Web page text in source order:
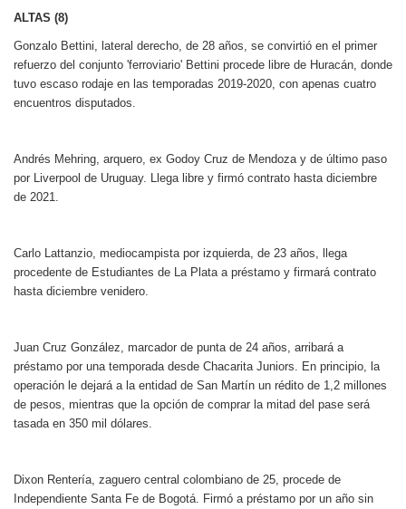
ALTAS (8)
Gonzalo Bettini, lateral derecho, de 28 años, se convirtió en el primer
refuerzo del conjunto 'ferroviario' Bettini procede libre de Huracán, donde
tuvo escaso rodaje en las temporadas 2019-2020, con apenas cuatro
encuentros disputados.
Andrés Mehring, arquero, ex Godoy Cruz de Mendoza y de último paso
por Liverpool de Uruguay. Llega libre y firmó contrato hasta diciembre
de 2021.
Carlo Lattanzio, mediocampista por izquierda, de 23 años, llega
procedente de Estudiantes de La Plata a préstamo y firmará contrato
hasta diciembre venidero.
Juan Cruz González, marcador de punta de 24 años, arribará a
préstamo por una temporada desde Chacarita Juniors. En principio, la
operación le dejará a la entidad de San Martín un rédito de 1,2 millones
de pesos, mientras que la opción de comprar la mitad del pase será
tasada en 350 mil dólares.
Dixon Rentería, zaguero central colombiano de 25, procede de
Independiente Santa Fe de Bogotá. Firmó a préstamo por un año sin